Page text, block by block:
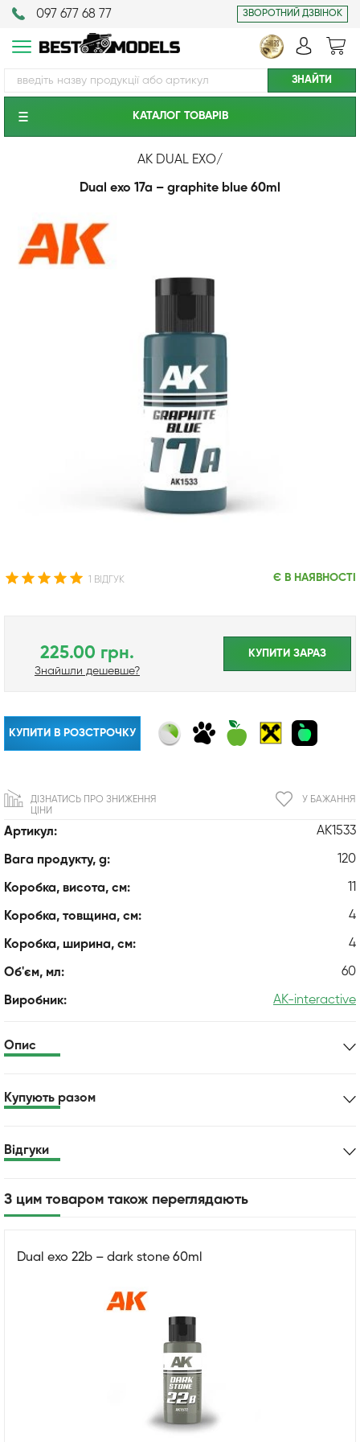
097 677 68 77 ЗВОРОТНИЙ ДЗВІНОК
КАТАЛОГ ТОВАРIВ
AK DUAL EXO/
Dual exo 17a – graphite blue 60ml
1 ВІДГУК Є В НАЯВНОСТІ
Артикул: AK1533
Вага продукту, g: 120
Коробка, висота, см: 11
Коробка, товщина, см: 4
Коробка, ширина, см: 4
Об'єм, мл: 60
Виробник: AK-interactive
225.00 грн.
Знайшли дешевше?
КУПИТИ ЗАРАЗ
КУПИТИ В РОЗСТРОЧКУ
У БАЖАННЯ
ДІЗНАТИСЬ ПРО ЗНИЖЕННЯ
ЦІНИ
Опис
Купують разом
Відгуки
З цим товаром також переглядають
Dual exo 22b – dark stone 60ml